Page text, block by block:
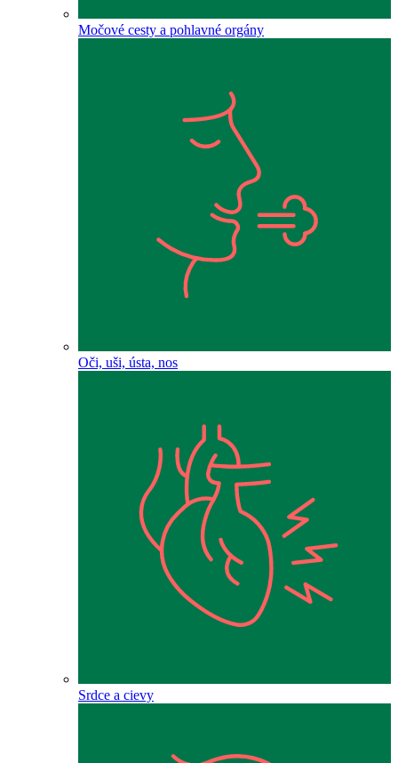
Močové cesty a pohlavné orgány
Oči, uši, ústa, nos
Srdce a cievy